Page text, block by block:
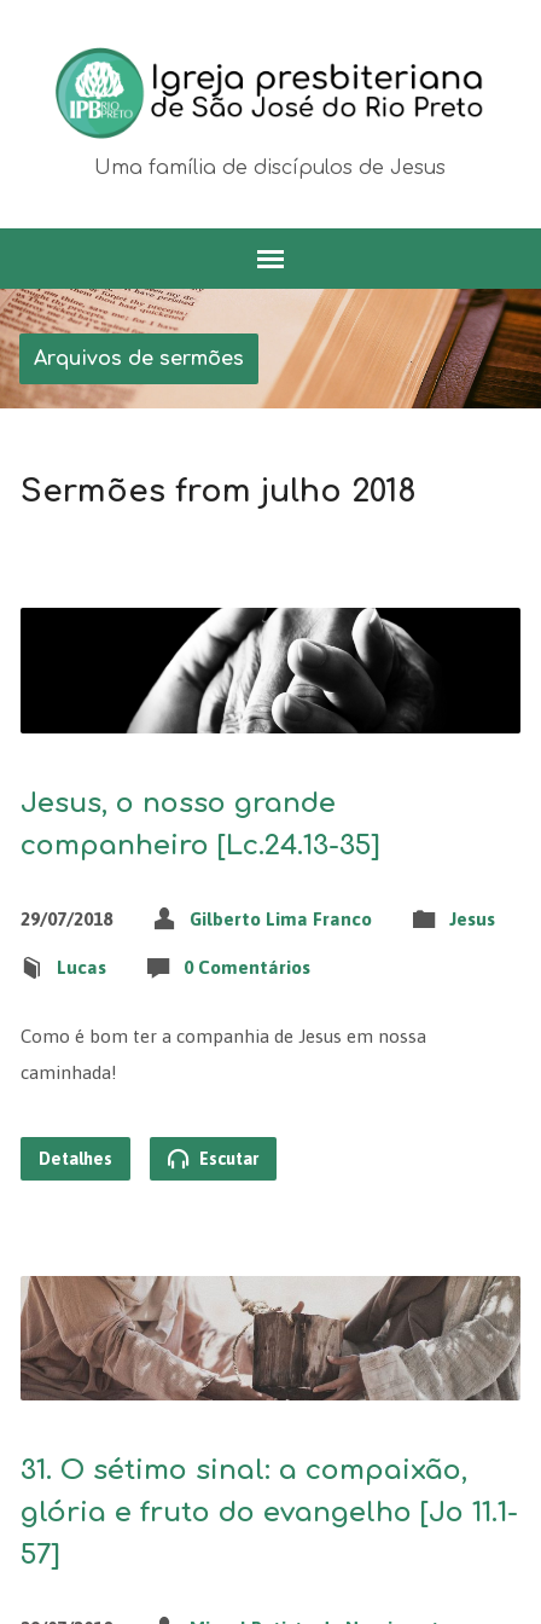
Uma família de discípulos de Jesus
Arquivos de sermões
Sermões from julho 2018
Jesus, o nosso grande
companheiro [Lc.24.13-35]
29/07/2018 Gilberto Lima Franco Jesus
Lucas 0 Comentários
Como é bom ter a companhia de Jesus em nossa
caminhada!
Detalhes Escutar
31. O sétimo sinal: a compaixão,
glória e fruto do evangelho [Jo 11.1-
57]